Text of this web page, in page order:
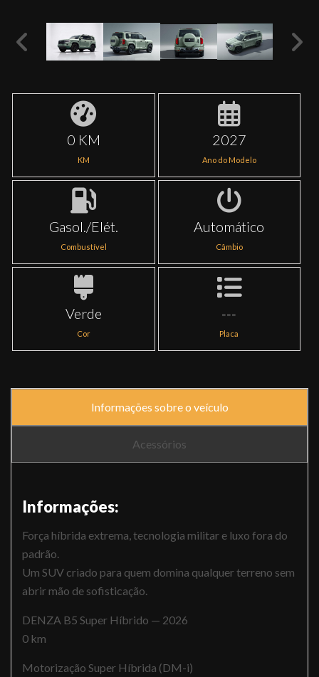
0 KM
KM
2027
Ano do Modelo
Gasol./Elét.
Combustível
Automático
Câmbio
Verde
Cor
---
Placa
Informações sobre o veículo
Acessórios
Informações:
Força híbrida extrema, tecnologia militar e luxo fora do
padrão.
Um SUV criado para quem domina qualquer terreno sem
abrir mão de sofisticação.
DENZA B5 Super Híbrido — 2026
0 km
Motorização Super Híbrida (DM-i)